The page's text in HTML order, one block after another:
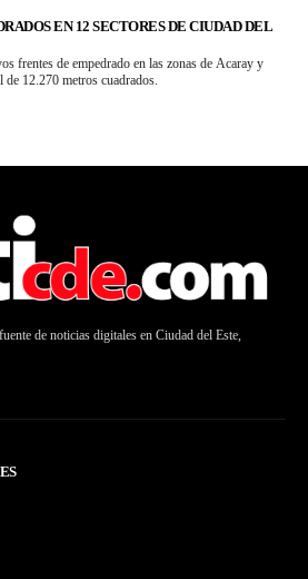
EN 12 SECTORES DE CIUDAD DEL
frentes de empedrado en las zonas de Acaray y
12.270 metros cuadrados.
de noticias digitales en Ciudad del Este,